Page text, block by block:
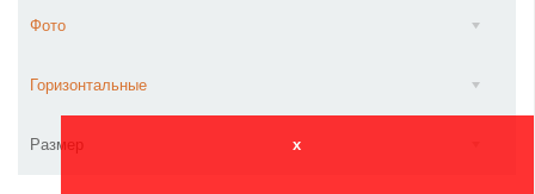
Фото
Горизонтальные
Размер x